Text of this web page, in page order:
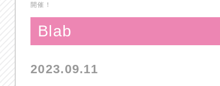
開催！
Blab
2023.09.11